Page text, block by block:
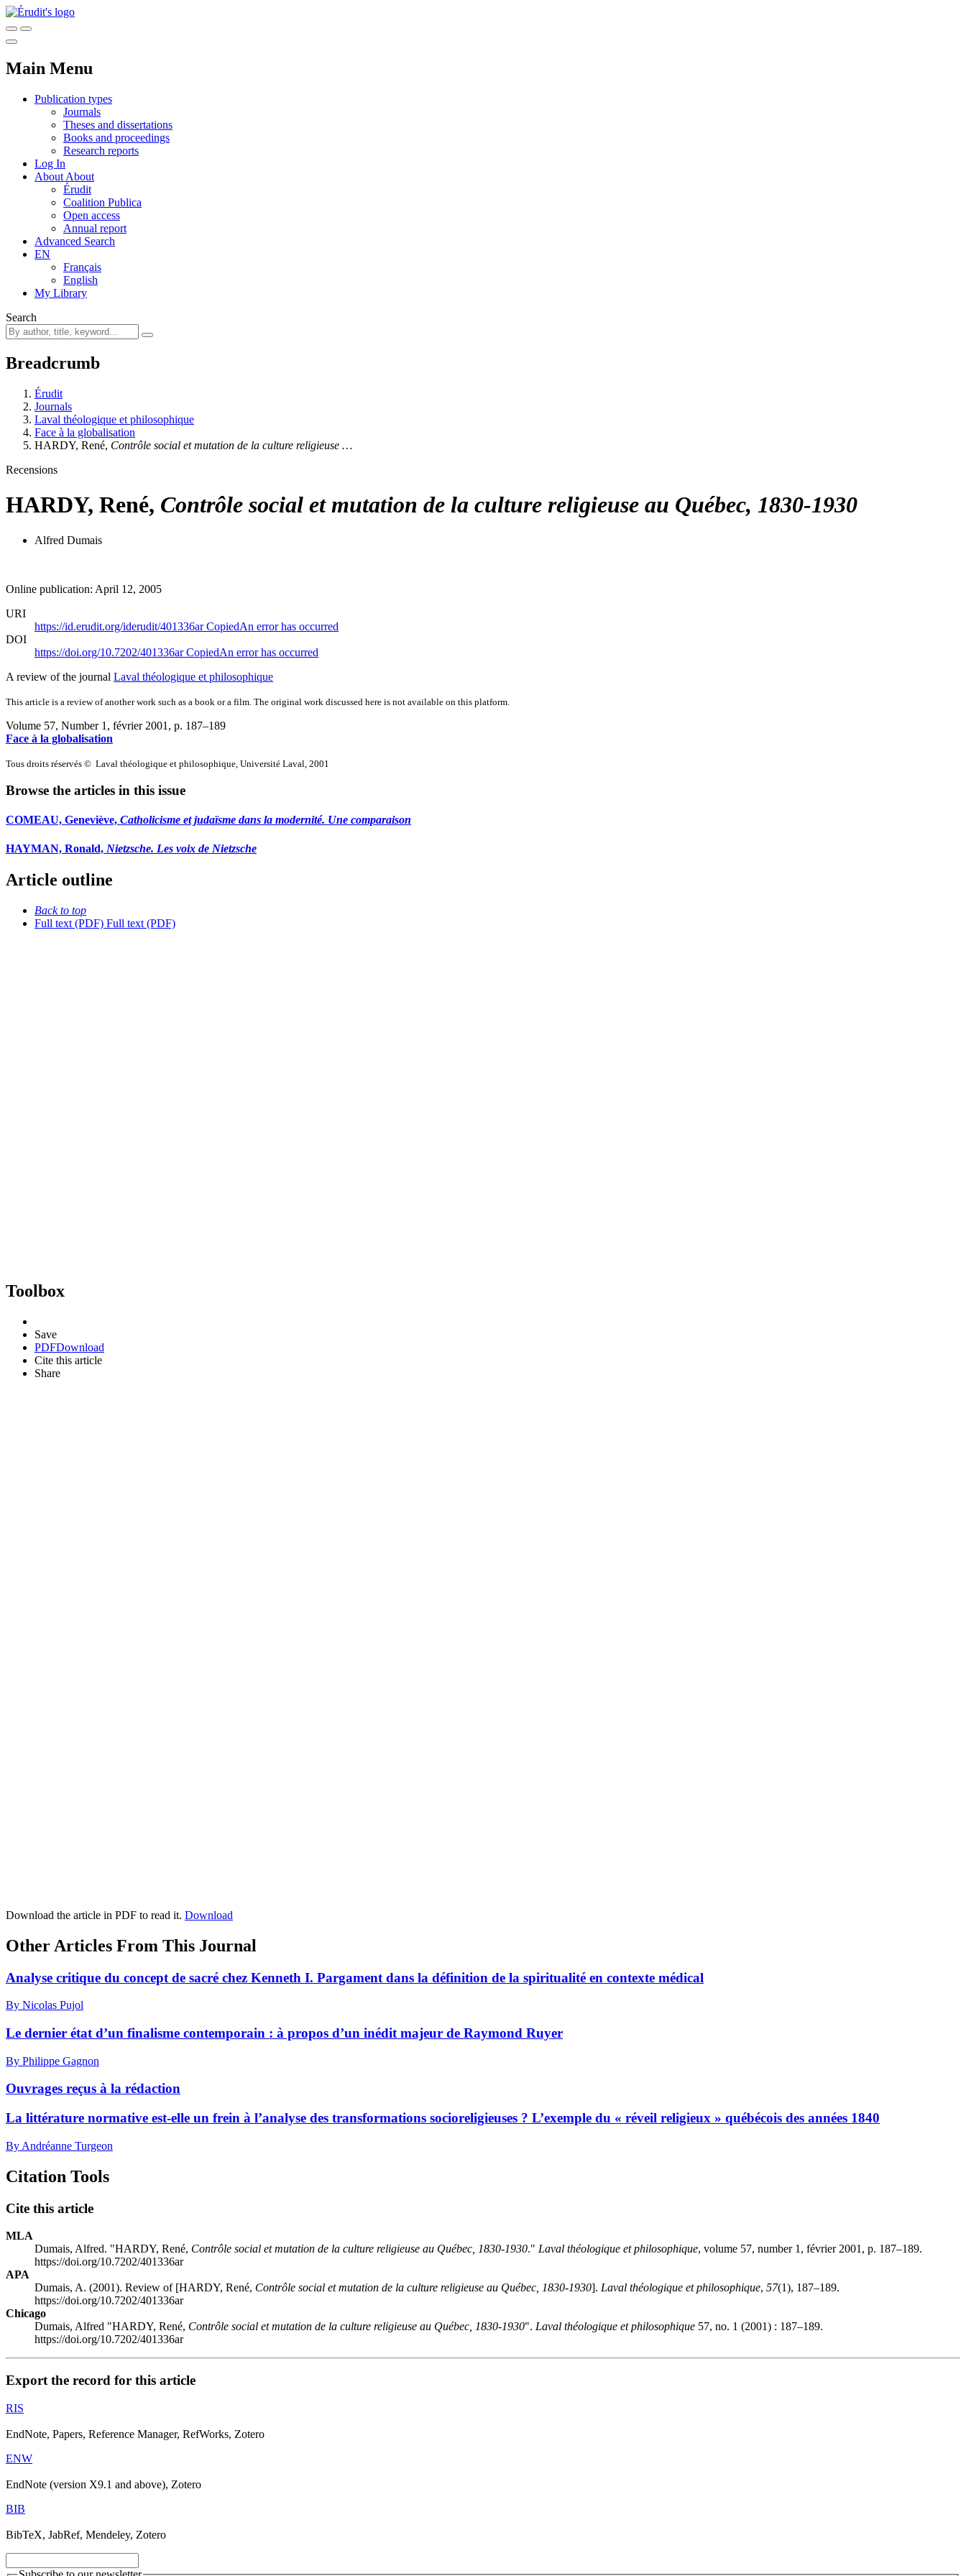
Main Menu
Publication types
Journals
Theses and dissertations
Books and proceedings
Research reports
Log In
About About
Érudit
Coalition Publica
Open access
Annual report
Advanced Search
EN
Français
English
My Library
Search
Breadcrumb
Érudit
Journals
Laval théologique et philosophique
Face à la globalisation
HARDY, René, Contrôle social et mutation de la culture religieuse …
Recensions
HARDY, René, Contrôle social et mutation de la culture religieuse au Québec, 1830-1930
Alfred Dumais
Online publication: April 12, 2005
URI
https://id.erudit.org/iderudit/401336arCopiedAn error has occurred
DOI
https://doi.org/10.7202/401336arCopiedAn error has occurred
A review of the journal Laval théologique et philosophique
This article is a review of another work such as a book or a film. The original work discussed here is not available on this platform.
Volume 57, Number 1, février 2001 , p. 187–189
Face à la globalisation
Tous droits réservés © Laval théologique et philosophique, Université Laval, 2001
Browse the articles in this issue
COMEAU, Geneviève, Catholicisme et judaïsme dans la modernité. Une comparaison
HAYMAN, Ronald, Nietzsche. Les voix de Nietzsche
Article outline
Back to top
Full text (PDF) Full text (PDF)
Toolbox
Save
PDFDownload
Cite this article
Share
Download the article in PDF to read it. Download
Other Articles From This Journal
Analyse critique du concept de sacré chez Kenneth I. Pargament dans la définition de la spiritualité en contexte médical
By Nicolas Pujol
Le dernier état d’un finalisme contemporain : à propos d’un inédit majeur de Raymond Ruyer
By Philippe Gagnon
Ouvrages reçus à la rédaction
La littérature normative est-elle un frein à l’analyse des transformations socioreligieuses ? L’exemple du « réveil religieux » québécois des années 1840
By Andréanne Turgeon
Citation Tools
Cite this article
MLA
Dumais, Alfred. "HARDY, René, Contrôle social et mutation de la culture religieuse au Québec, 1830-1930." Laval théologique et philosophique, volume 57, number 1, février 2001, p. 187–189.
https://doi.org/10.7202/401336ar
APA
Dumais, A. (2001). Review of [HARDY, René, Contrôle social et mutation de la culture religieuse au Québec, 1830-1930]. Laval théologique et philosophique, 57(1), 187–189.
https://doi.org/10.7202/401336ar
Chicago
Dumais, Alfred "HARDY, René, Contrôle social et mutation de la culture religieuse au Québec, 1830-1930". Laval théologique et philosophique 57, no. 1 (2001) : 187–189.
https://doi.org/10.7202/401336ar
Export the record for this article
RIS
EndNote, Papers, Reference Manager, RefWorks, Zotero
ENW
EndNote (version X9.1 and above), Zotero
BIB
BibTeX, JabRef, Mendeley, Zotero